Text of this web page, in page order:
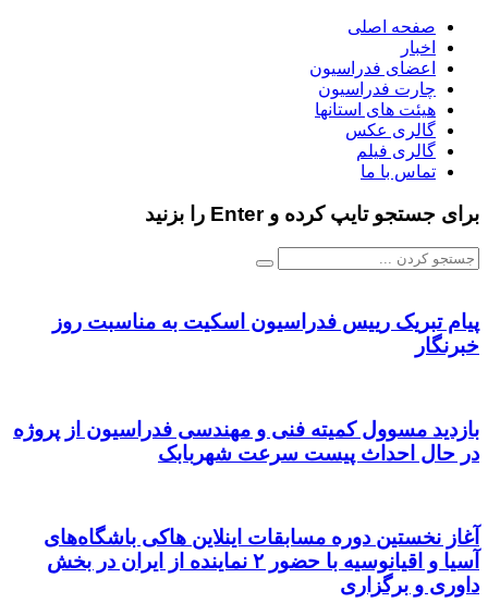
صفحه اصلی
اخبار
اعضای فدراسیون
چارت فدراسیون
هیئت های استانها
گالری عکس
گالری فیلم
تماس با ما
برای جستجو تایپ کرده و Enter را بزنید
پیام تبریک رییس فدراسیون اسکیت به مناسبت روز
خبرنگار
بازدید مسوول کمیته فنی و مهندسی فدراسیون از پروژه
در حال احداث پیست سرعت شهربابک
آغاز نخستین دوره مسابقات اینلاین هاکی باشگاه‌های
آسیا و اقیانوسیه با حضور ۲ نماینده از ایران در بخش
داوری و برگزاری